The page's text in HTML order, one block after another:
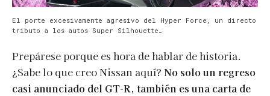
El porte excesivamente agresivo del Hyper Force, un directo
tributo a los autos Super Silhouette…
Prepárese porque es hora de hablar de historia.
¿Sabe lo que creo Nissan aquí? No solo un regreso
casi anunciado del GT-R, también es una carta de